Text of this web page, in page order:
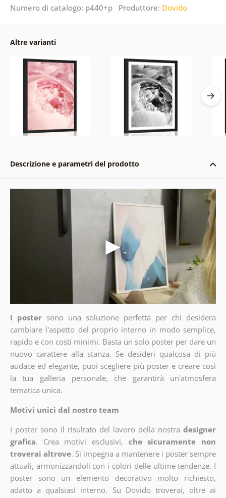
Numero di catalogo: p440+p Produttore: Dovido
Altre varianti
Descrizione e parametri del prodotto
I poster sono una soluzione perfetta per chi desidera
cambiare l'aspetto del proprio interno in modo semplice,
rapido e con costi minimi. Basta un solo poster per dare un
nuovo carattere alla stanza. Se desideri qualcosa di più
audace ed elegante, puoi scegliere più poster e creare così
la tua galleria personale, che garantirà un'atmosfera
tematica unica.
Motivi unici dal nostro team
I poster sono il risultato del lavoro della nostra designer
grafica. Crea motivi esclusivi, che sicuramente non
troverai altrove. Si impegna a mantenere i poster sempre
attuali, armonizzandoli con i colori delle ultime tendenze. I
poster sono un elemento decorativo molto richiesto,
adatto a qualsiasi interno. Su Dovido troverai, oltre ai